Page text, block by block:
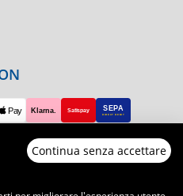
Continua senza accettare